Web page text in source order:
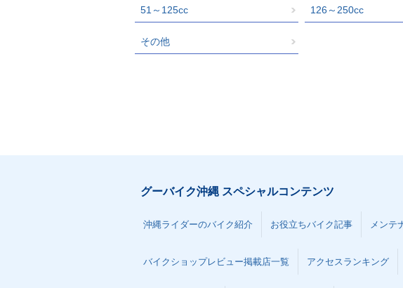
51～125cc 126～250cc
その他
グーバイク沖縄 スペシャルコンテンツ
沖縄ライダーのバイク紹介 お役立ちバイク記事 メンテ
バイクショップレビュー掲載店一覧 アクセスランキング